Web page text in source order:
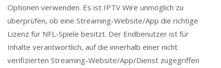
Optionen verwenden. Es ist IPTV Wire unmöglich zu
überprüfen, ob eine Streaming-Website/App die richtige
Lizenz für NFL-Spiele besitzt. Der Endbenutzer ist für
Inhalte verantwortlich, auf die innerhalb einer nicht
verifizierten Streaming-Website/App/Dienst zugegriffen